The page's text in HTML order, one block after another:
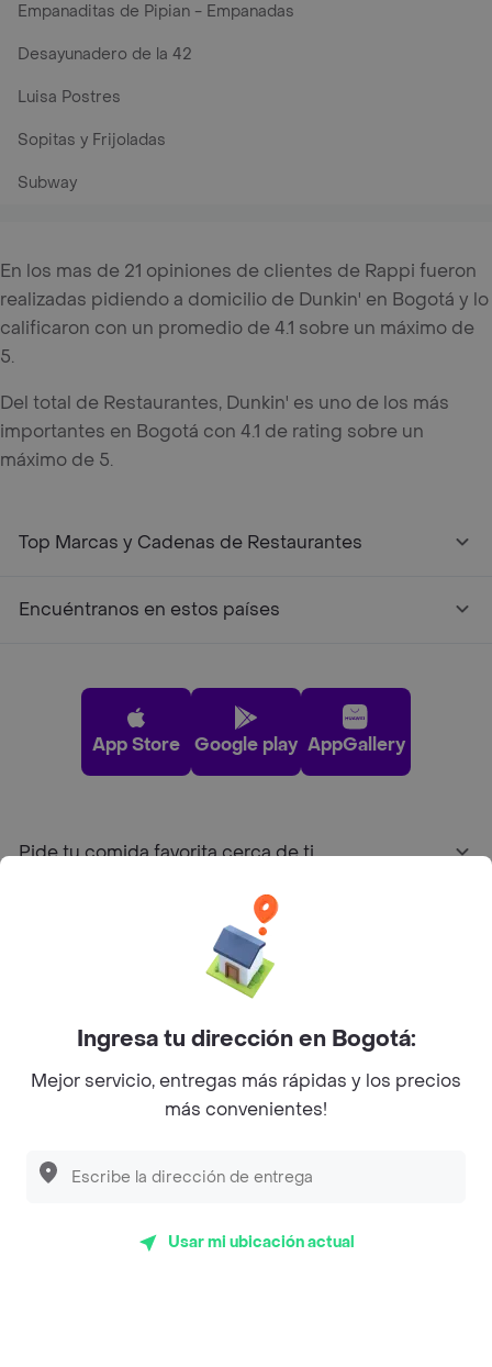
Empanaditas de Pipian - Empanadas
Desayunadero de la 42
Luisa Postres
Sopitas y Frijoladas
Subway
En los mas de 21 opiniones de clientes de Rappi fueron
realizadas pidiendo a domicilio de Dunkin' en Bogotá y lo
calificaron con un promedio de 4.1 sobre un máximo de
5.
Del total de Restaurantes, Dunkin' es uno de los más
importantes en Bogotá con 4.1 de rating sobre un
máximo de 5.
Top Marcas y Cadenas de Restaurantes
Encuéntranos en estos países
App Store Google play AppGallery
Pide tu comida favorita cerca de ti
Sobre Rappi
Facebook
Twitter
Instagram
©2026Rappi Inc. All rights reserved.
Ingresa tu dirección en Bogotá:
Mejor servicio, entregas más rápidas y los precios
más convenientes!
Usar mi ubicación actual